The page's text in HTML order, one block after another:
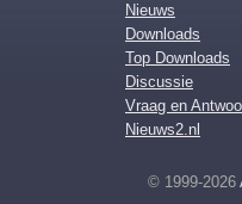
Nieuws
Downloads
Top Downloads
Discussie
Vraag en
Nieuws2.nl
© 1999-2026